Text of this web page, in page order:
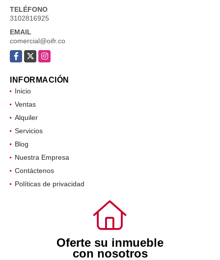
TELÉFONO
3102816925
EMAIL
comercial@oifr.co
Facebook
X Instagram
INFORMACIÓN
Inicio
Ventas
Alquiler
Servicios
Blog
Nuestra Empresa
Contáctenos
Políticas de privacidad
Oferte su inmueble
con nosotros